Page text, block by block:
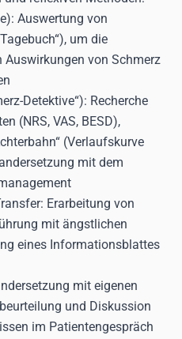
Auswertung von
um die
von Schmerz
Detektive“): Recherche
(NRS, VAS, BESD),
(Verlaufskurve
mit dem
Erarbeitung von
mit ängstlichen
eines Informationsblattes
mit eigenen
und Diskussion
im Patientengespräch